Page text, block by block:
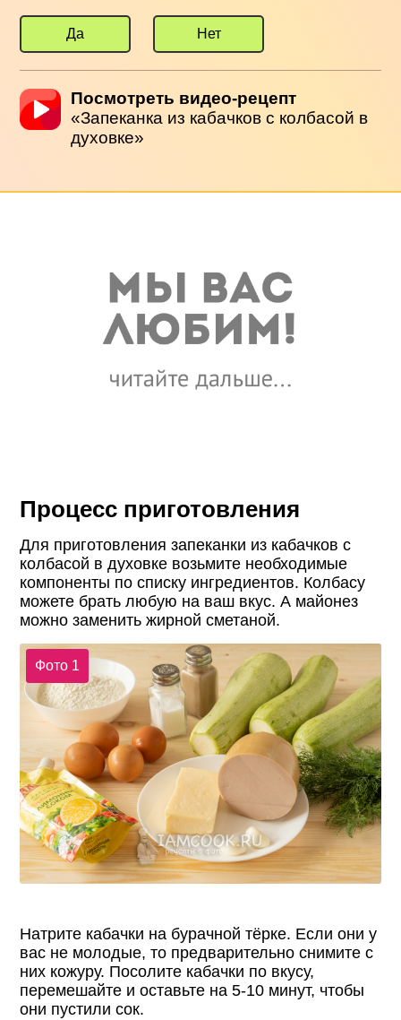
Да Нет
Посмотреть видео-рецепт
«Запеканка из кабачков с колбасой в
духовке»
Процесс приготовления
Для приготовления запеканки из кабачков с
колбасой в духовке возьмите необходимые
компоненты по списку ингредиентов. Колбасу
можете брать любую на ваш вкус. А майонез
можно заменить жирной сметаной.
Фото 1
Натрите кабачки на бурачной тёрке. Если они у
вас не молодые, то предварительно снимите с
них кожуру. Посолите кабачки по вкусу,
перемешайте и оставьте на 5-10 минут, чтобы
они пустили сок.